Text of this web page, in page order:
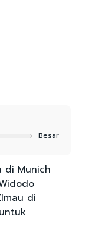
Besar
di Munich
di